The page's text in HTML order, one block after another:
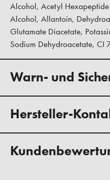
Alcohol, Acetyl
Alcohol, Allantoin,
Glutamate Diacetate,
Sodium Dehydroacetate, CI
Warn- und
Hersteller-